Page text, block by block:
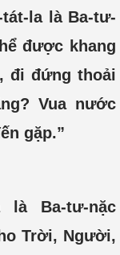
tát-la là Ba-tư-
được khang
đi đứng thoải
Vua nước
gặp.”
là Ba-tư-nặc
Trời, Người,